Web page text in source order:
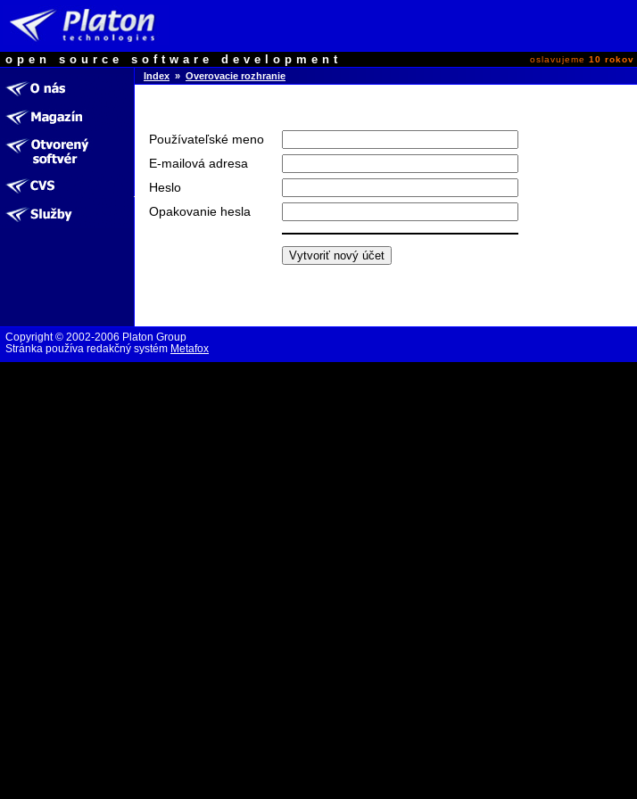
open source software development oslavujeme 10 rokov
Index » Overovacie rozhranie
Používateľské meno
E-mailová adresa
Heslo
Opakovanie hesla
Copyright © 2002-2006 Platon Group
Stránka používa redakčný systém Metafox